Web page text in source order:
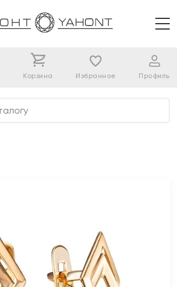
Корзина Избранное Профиль